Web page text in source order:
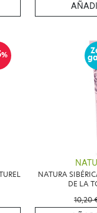
%
NATURA
DE LA
10,20